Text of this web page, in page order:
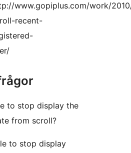
www.gopiplus.com/work/
recent-
to stop display the
from scroll?
to stop display